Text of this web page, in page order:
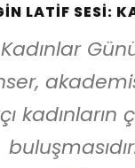
LATIF SESI:
kadınların